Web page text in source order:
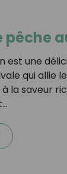
pêche
est une
qui allie
la saveur